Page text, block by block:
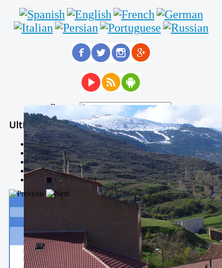
Buscar...
Ultimas Noticias
Solidaria carrera - 7 TÉRMINOS XTREM
Temporal de Febrero
Nevada Enero 2018
La estación de esquí de Javalambre abrirán este sábado
Larga vida a las escuelas